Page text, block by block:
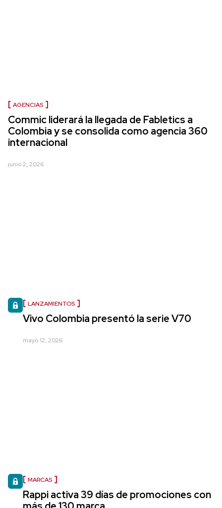
AGENCIAS
Commic liderará la llegada de Fabletics a
Colombia y se consolida como agencia 360
internacional
junio 2, 2026
LANZAMIENTOS
Vivo Colombia presentó la serie V70
mayo 12, 2026
MARCAS
Rappi activa 39 días de promociones con